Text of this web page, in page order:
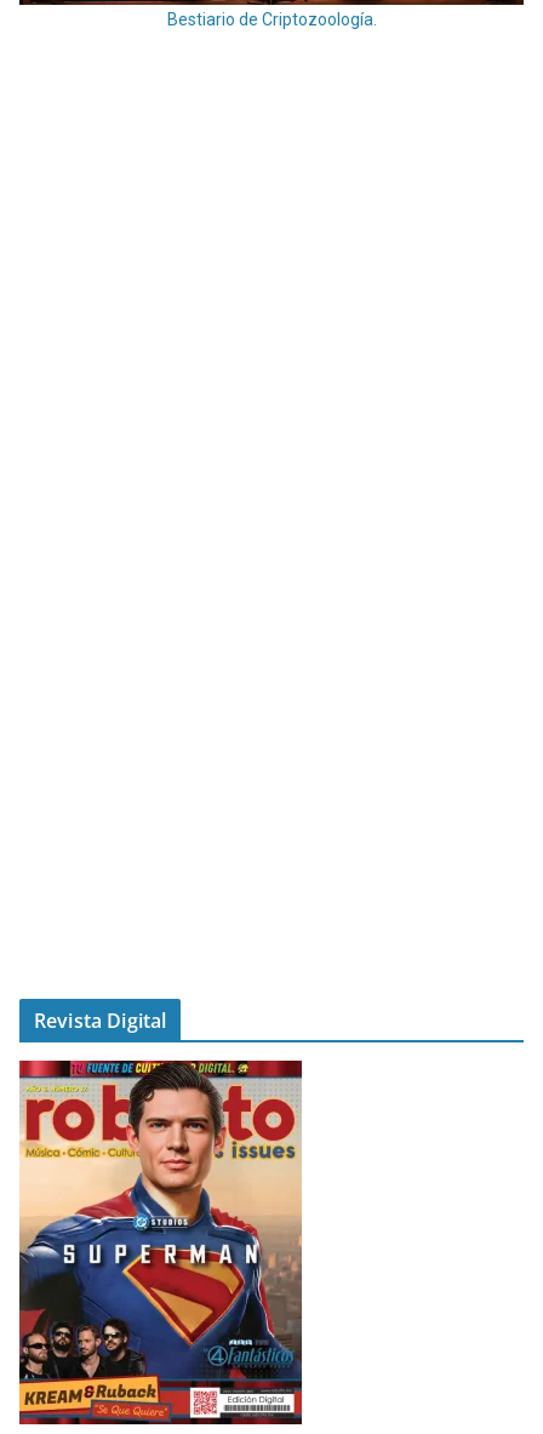
Bestiario de Criptozoología.
Revista Digital